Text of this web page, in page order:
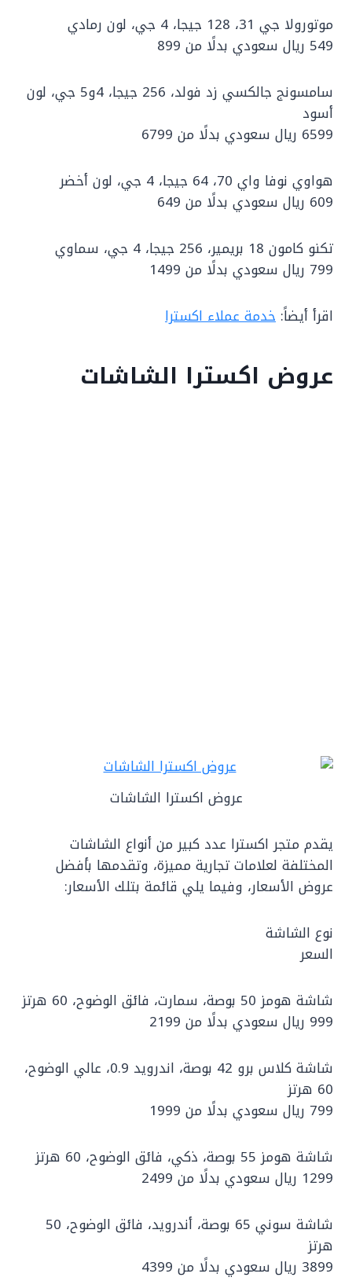
موتورولا جي 31، 128 جيجا، 4 جي، لون رمادي
549 ريال سعودي بدلًا من 899
سامسونج جالكسي زد فولد، 256 جيجا، 4و5 جي، لون
أسود
6599 ريال سعودي بدلًا من 6799
هواوي نوفا واي 70، 64 جيجا، 4 جي، لون أخضر
609 ريال سعودي بدلًا من 649
تكنو كامون 18 بريمير، 256 جيجا، 4 جي، سماوي
799 ريال سعودي بدلًا من 1499
اقرأ أيضاً: خدمة عملاء اكسترا
عروض اكسترا الشاشات
عروض اكسترا الشاشات
يقدم متجر اكسترا عدد كبير من أنواع الشاشات
المختلفة لعلامات تجارية مميزة، وتقدمها بأفضل
عروض الأسعار، وفيما يلي قائمة بتلك الأسعار:
نوع الشاشة
السعر
شاشة هومز 50 بوصة، سمارت، فائق الوضوح، 60 هرتز
999 ريال سعودي بدلًا من 2199
شاشة كلاس برو 42 بوصة، اندرويد 0.9، عالي الوضوح،
60 هرتز
799 ريال سعودي بدلًا من 1999
شاشة هومز 55 بوصة، ذكي، فائق الوضوح، 60 هرتز
1299 ريال سعودي بدلًا من 2499
شاشة سوني 65 بوصة، أندرويد، فائق الوضوح، 50
هرتز
3899 ريال سعودي بدلًا من 4399